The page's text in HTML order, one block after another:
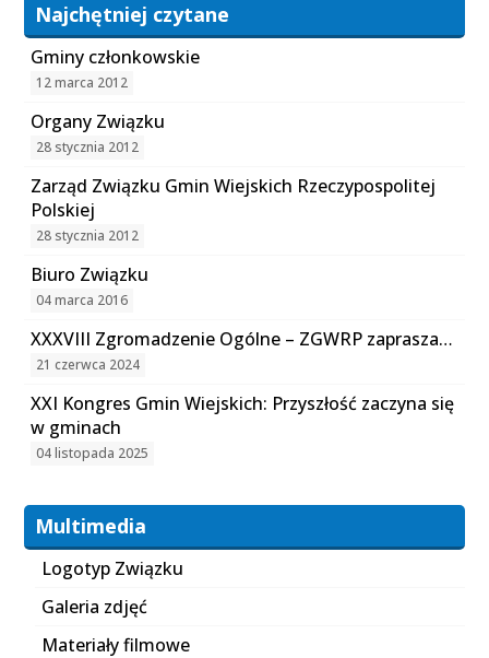
Najchętniej czytane
Gminy członkowskie
12 marca 2012
Organy Związku
28 stycznia 2012
Zarząd Związku Gmin Wiejskich Rzeczypospolitej
Polskiej
28 stycznia 2012
Biuro Związku
04 marca 2016
XXXVIII Zgromadzenie Ogólne – ZGWRP zaprasza…
21 czerwca 2024
XXI Kongres Gmin Wiejskich: Przyszłość zaczyna się
w gminach
04 listopada 2025
Multimedia
Logotyp Związku
Galeria zdjęć
Materiały filmowe